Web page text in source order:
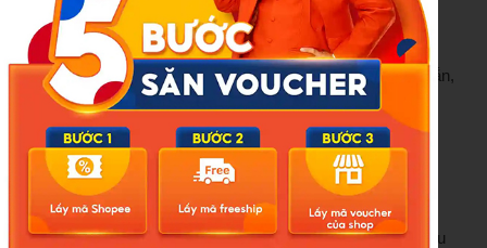
Thông báo của Đàm Vĩnh Hưng nhanh chóng nhận được
nhiều lời động viên từ người hâm mộ. Nhiều khán giả cho
rằng việc tạm đóng cửa để nâng cấp là quyết định đúng đắn,
cho thấy nam ca sĩ luôn cầu toàn và nghiêm túc trong mọi
dự án, kể cả kinh doanh.
Đàm Vĩnh Hưng sinh năm 1971, từng được mệnh danh là
“ông hoàng nhạc Việt” vì sở hữu nhiều ca khúc ăn khách
suốt thập niên 2000. Anh vừa khai trương quán cafe tại khu